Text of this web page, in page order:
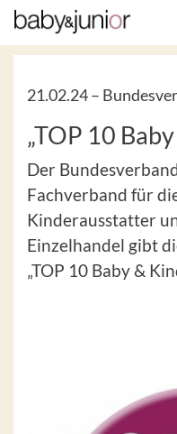
21.02.24 –
„TOP 10
Der
Fachverband für
Kinderausstatter
Einzelhandel gibt
„TOP 10 Baby &